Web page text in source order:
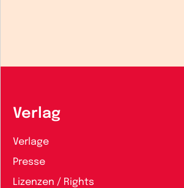
Verlag
Verlage
Presse
Lizenzen / Rights